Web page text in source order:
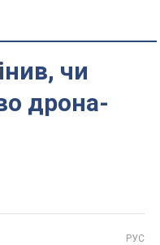
чи
дрона-
РУС